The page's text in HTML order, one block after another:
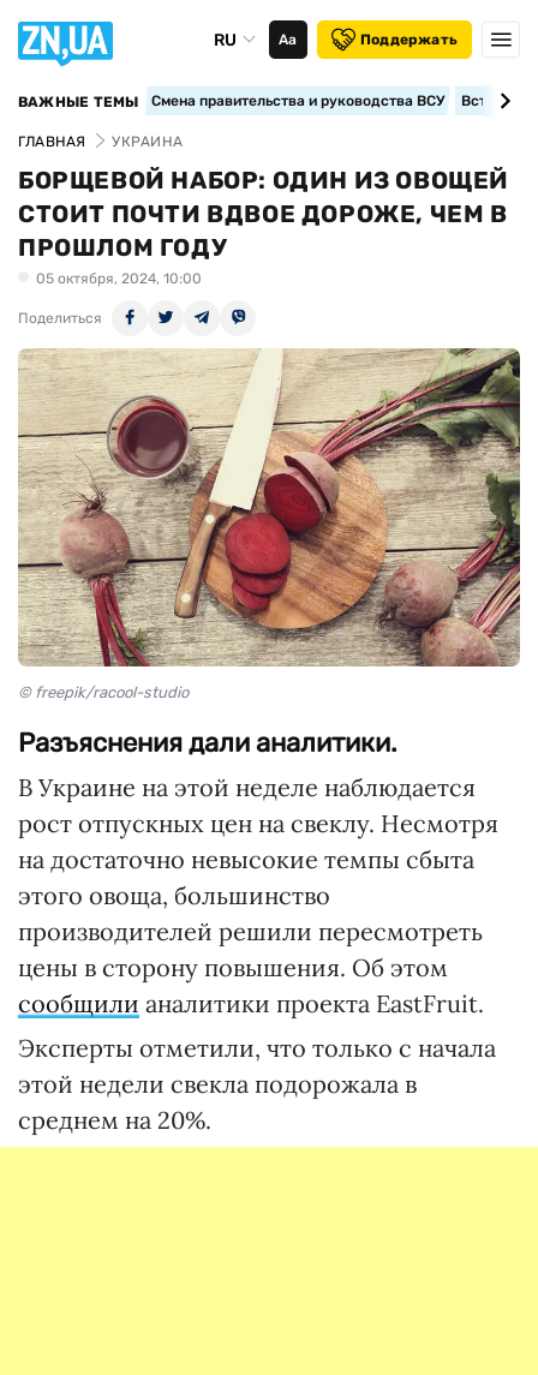
RU Аа Поддержать
ВАЖНЫЕ ТЕМЫ Смена правительства и руководства ВСУ
ГЛАВНАЯ УКРАИНА
БОРЩЕВОЙ НАБОР: ОДИН ИЗ ОВОЩЕЙ
СТОИТ ПОЧТИ ВДВОЕ ДОРОЖЕ, ЧЕМ В
ПРОШЛОМ ГОДУ
05 октября, 2024, 10:00
Поделиться
© freepik/racool-studio
Разъяснения дали аналитики.
В Украине на этой неделе наблюдается
рост отпускных цен на свеклу. Несмотря
на достаточно невысокие темпы сбыта
этого овоща, большинство
производителей решили пересмотреть
цены в сторону повышения. Об этом
сообщили аналитики проекта EastFruit.
Эксперты отметили, что только с начала
этой недели свекла подорожала в
среднем на 20%.